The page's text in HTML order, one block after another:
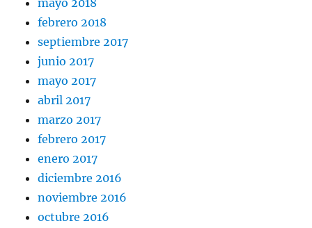
febrero 2018
septiembre 2017
junio 2017
mayo 2017
abril 2017
marzo 2017
febrero 2017
enero 2017
diciembre 2016
noviembre 2016
octubre 2016